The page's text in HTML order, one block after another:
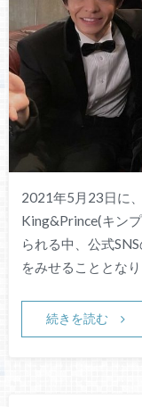
2021年5月23日に
King&Prince(キン
られる中、公式
をみせることとな
続きを読む